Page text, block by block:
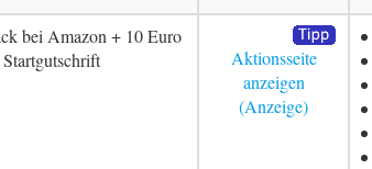
bei Amazon + 10 Euro
Startgutschrift
Aktionsseite
anzeigen